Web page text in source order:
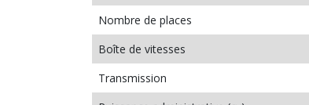
Nombre de places
Boîte de vitesses
Transmission